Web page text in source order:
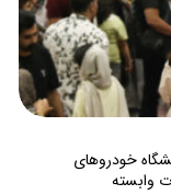
خودروهای
وابسته